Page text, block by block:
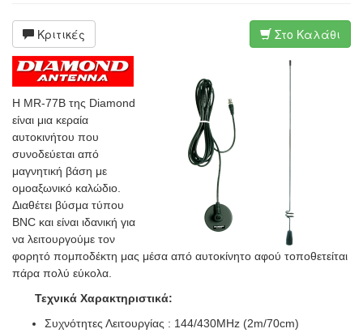
Κριτικές Στο Καλάθι
Η MR-77B της Diamond
είναι μια κεραία
αυτοκινήτου που
συνοδεύεται από
μαγνητική βάση με
ομοαξωνικό καλώδιο.
Διαθέτει βύσμα τύπου
BNC και είναι ιδανική για
να λειτουργούμε τον
φορητό πομποδέκτη μας μέσα από αυτοκίνητο αφού τοποθετείται
πάρα πολύ εύκολα.
Τεχνικά Χαρακτηριστικά:
Συχνότητες Λειτουργίας : 144/430MHz (2m/70cm)